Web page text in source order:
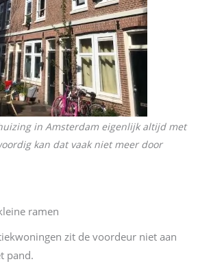
in Amsterdam eigenlijk altijd met
kan dat vaak niet meer door
ramen
zit de voordeur niet aan
pand.